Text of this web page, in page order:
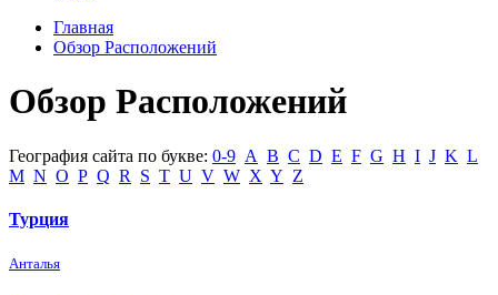
Главная
Обзор Расположений
Обзор Расположений
География сайта по букве: 0-9 A B C D E F G H I J K L
M N O P Q R S T U V W X Y Z
Турция
Анталья